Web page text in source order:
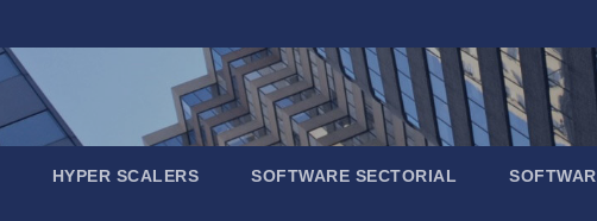
HYPER SCALERS SOFTWARE SECTORIAL